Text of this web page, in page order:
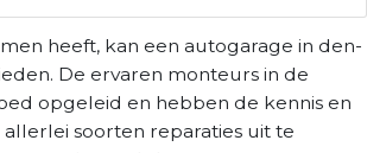
heeft, kan een autogarage in den-
De ervaren monteurs in de
opgeleid en hebben de kennis en
soorten reparaties uit te